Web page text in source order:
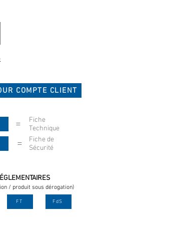
COMPTE CLIENT
=
Fiche
Technique
=
Fiche de
Sécurité
/ produit sous dérogation)
FT FdS